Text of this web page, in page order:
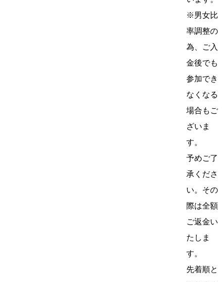
※男女比
率調整の
為、ご入
金後でも
参加でき
なくなる
場合もご
ざいま
す。
予めご了
承くださ
い。その
際は全額
ご返金い
たしま
す。
先着順と